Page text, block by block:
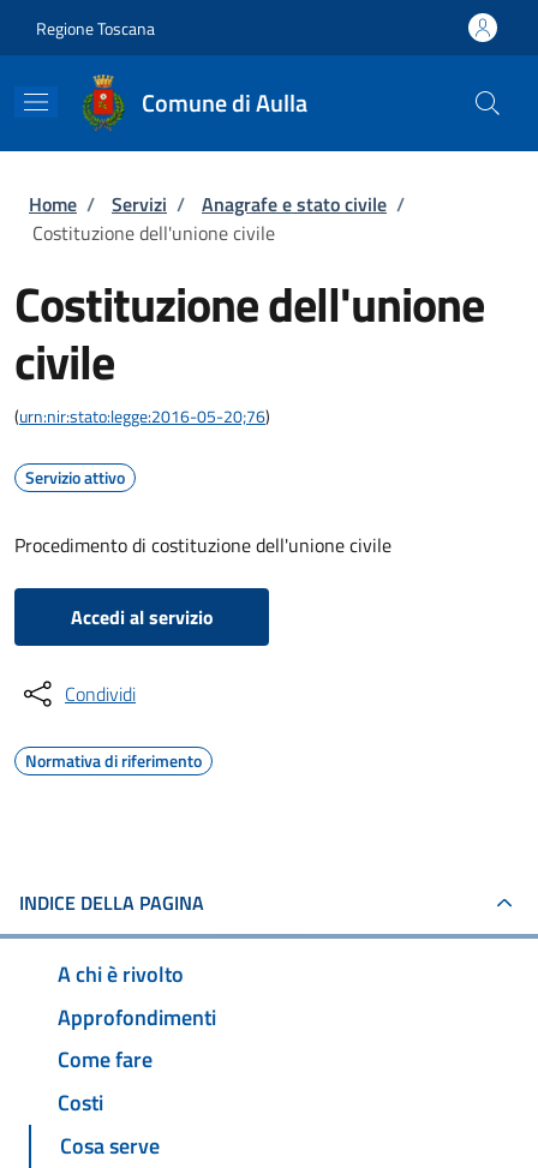
Regione Toscana
Comune di Aulla
Briciole di pane
Home / Servizi / Anagrafe e stato civile /
Costituzione dell'unione civile
Costituzione dell'unione
civile
(urn:nir:stato:legge:2016-05-20;76)
Servizio attivo
Procedimento di costituzione dell'unione civile
Accedi al servizio
Condividi
Normativa di riferimento
INDICE DELLA PAGINA
A chi è rivolto
Approfondimenti
Come fare
Costi
Cosa serve